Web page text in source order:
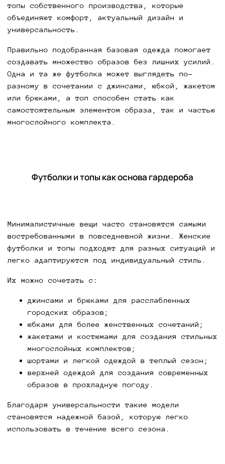
топы собственного производства, которые
объединяют комфорт, актуальный дизайн и
универсальность.
Правильно подобранная базовая одежда помогает
создавать множество образов без лишних усилий.
Одна и та же футболка может выглядеть по-
разному в сочетании с джинсами, юбкой, жакетом
или брюками, а топ способен стать как
самостоятельным элементом образа, так и частью
многослойного комплекта.
Футболки и топы как основа гардероба
Минималистичные вещи часто становятся самыми
востребованными в повседневной жизни. Женские
футболки и топы подходят для разных ситуаций и
легко адаптируются под индивидуальный стиль.
Их можно сочетать с:
джинсами и брюками для расслабленных
городских образов;
юбками для более женственных сочетаний;
жакетами и костюмами для создания стильных
многослойных комплектов;
шортами и легкой одеждой в теплый сезон;
верхней одеждой для создания современных
образов в прохладную погоду.
Благодаря универсальности такие модели
становятся надежной базой, которую легко
использовать в течение всего сезона.